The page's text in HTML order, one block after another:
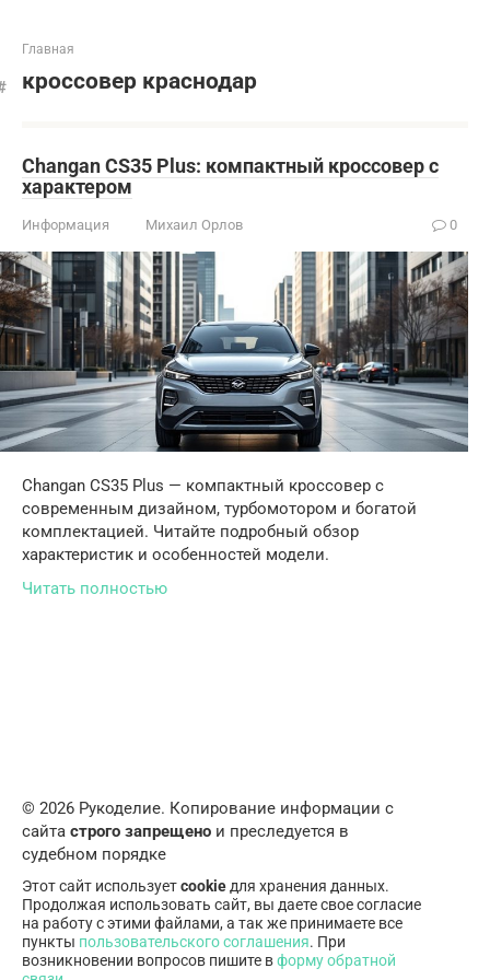
Главная
кроссовер краснодар
Changan CS35 Plus: компактный кроссовер с
характером
Информация Михаил Орлов 0
Changan CS35 Plus — компактный кроссовер с
современным дизайном, турбомотором и богатой
комплектацией. Читайте подробный обзор
характеристик и особенностей модели.
Читать полностью
© 2026 Рукоделие. Копирование информации с
сайта строго запрещено и преследуется в
судебном порядке
Этот сайт используетcookieдля хранения данных.
Продолжая использовать сайт, вы даете свое согласие
на работу с этими файлами, а так же принимаете все
пункты пользовательского соглашения. При
возникновении вопросов пишите вформу обратной